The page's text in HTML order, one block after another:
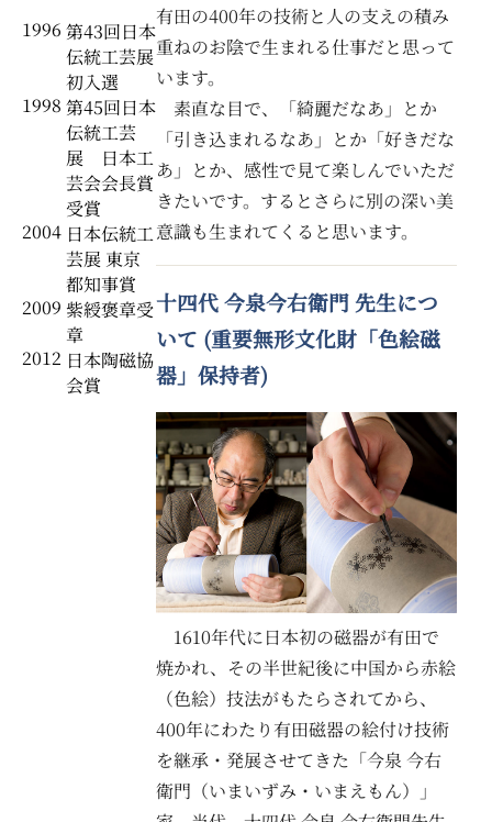
1996 第43回日本
伝統工芸展
初入選
1998 第45回日本
伝統工芸
展 日本工
芸会会長賞
受賞
2004 日本伝統工
芸展 東京
都知事賞
2009 紫綬褒章受
章
2012 日本陶磁協
会賞
有田の400年の技術と人の支えの積み
重ねのお陰で生まれる仕事だと思って
います。
素直な目で、「綺麗だなあ」とか
「引き込まれるなあ」とか「好きだな
あ」とか、感性で見て楽しんでいただ
きたいです。するとさらに別の深い美
意識も生まれてくると思います。
十四代 今泉今右衛門 先生につ
いて (重要無形文化財「色絵磁
器」保持者)
1610年代に日本初の磁器が有田で
焼かれ、その半世紀後に中国から赤絵
（色絵）技法がもたらされてから、
400年にわたり有田磁器の絵付け技術
を継承・発展させてきた「今泉 今右
衛門（いまいずみ・いまえもん）」